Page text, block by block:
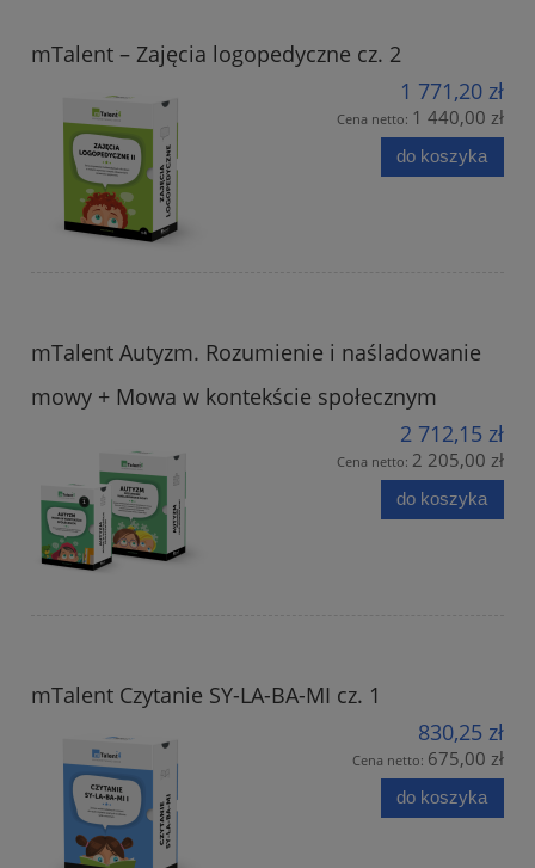
mTalent – Zajęcia logopedyczne cz. 2
1 771,20 zł
Cena netto: 1 440,00 zł
do koszyka
mTalent Autyzm. Rozumienie i naśladowanie
mowy + Mowa w kontekście społecznym
2 712,15 zł
Cena netto: 2 205,00 zł
do koszyka
mTalent Czytanie SY-LA-BA-MI cz. 1
830,25 zł
Cena netto: 675,00 zł
do koszyka